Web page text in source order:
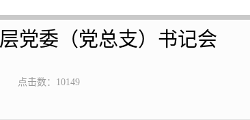
党委（党总支）书记会
点击数： 10149